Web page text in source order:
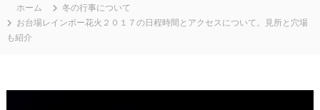
ホーム
冬の行事について
お台場レインボー花火２０１７の日程時間とアクセスについて。見所と穴場
も紹介